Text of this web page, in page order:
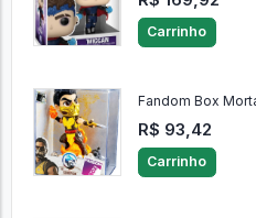
Carrinho
Fandom Box
R$ 93,42
Carrinho